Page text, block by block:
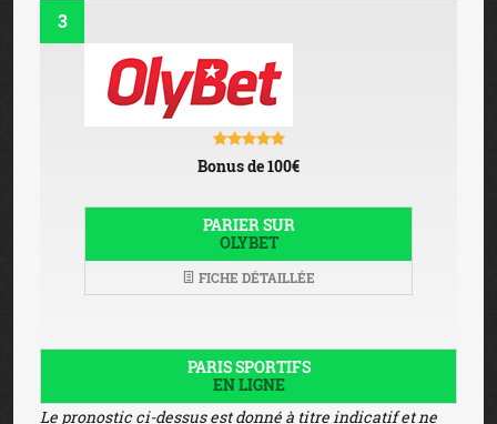
3
Bonus de 100€
PARIER SUR
OLYBET
FICHE DÉTAILLÉE
PARIS SPORTIFS
EN LIGNE
Le pronostic ci-dessus est donné à titre indicatif et ne